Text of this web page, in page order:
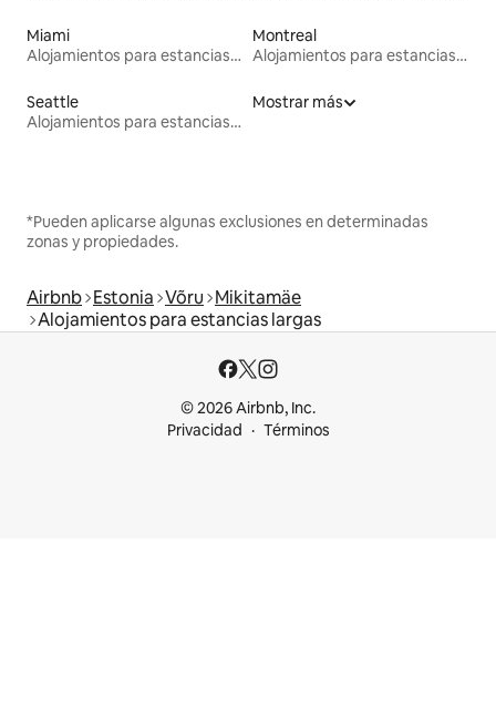
Miami
Alojamientos para estancias largas
Montreal
Alojamientos para estancias largas
Seattle
Alojamientos para estancias largas
Mostrar más
*Pueden aplicarse algunas exclusiones en determinadas
zonas y propiedades.
Airbnb Estonia Võru Mikitamäe
Alojamientos para estancias largas
© 2026 Airbnb, Inc.
Privacidad
Términos